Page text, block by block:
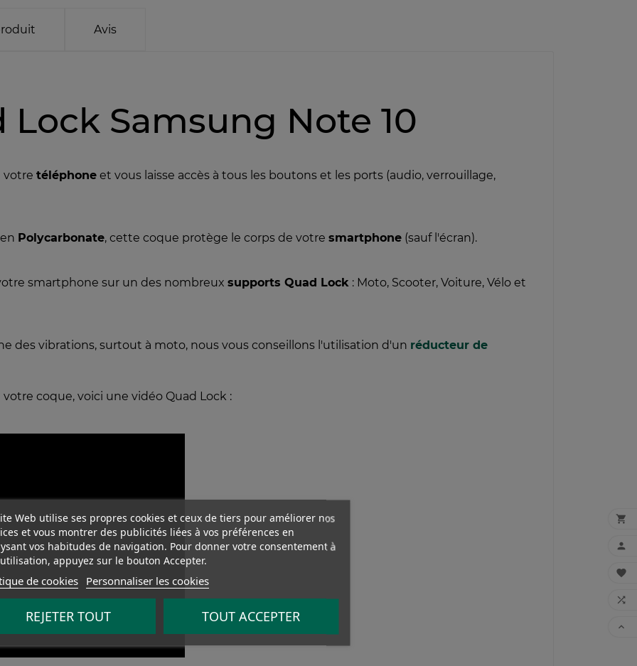
Avis
Lock Samsung Note 10
votre téléphone et vous laisse accès à tous les boutons et les ports (audio, verrouillage,
Polycarbonate, cette coque protège le corps de votre smartphone (sauf l'écran).
smartphone sur un des nombreux supports Quad Lock : Moto, Scooter, Voiture, Vélo et
des vibrations, surtout à moto, nous vous conseillons l'utilisation d'un réducteur de
coque, voici une vidéo Quad Lock :
Web utilise ses propres cookies et ceux de tiers pour améliorer nos
et vous montrer des publicités liées à vos préférences en
vos habitudes de navigation. Pour donner votre consentement à
appuyez sur le bouton Accepter.
de cookies Personnaliser les cookies
REJETER TOUT TOUT ACCEPTER




